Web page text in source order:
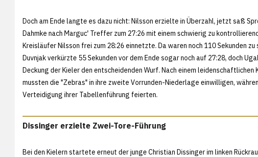
Doch am Ende langte es dazu nicht: Nilsson erzielte in Überzahl, jetzt saß
Dahmke nach Marguc' Treffer zum 27:26 mit einem schwierig zu
Kreisläufer Nilsson frei zum 28:26 einnetzte. Da waren noch 110 Sekunden
Duvnjak verkürzte 55 Sekunden vor dem Ende sogar noch auf 27:28, doch
Deckung der Kieler den entscheidenden Wurf. Nach einem
mussten die "Zebras" in ihre zweite Vorrunden-Niederlage einwilligen,
Verteidigung ihrer Tabellenführung feierten.
Dissinger erzielte Zwei-Tore-Führung
Bei den Kielern startete erneut der junge Christian Dissinger im linken